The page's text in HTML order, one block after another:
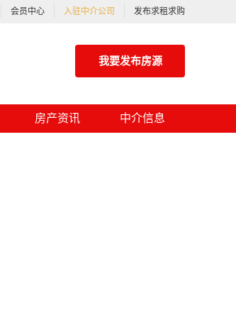
会员中心 入驻中介公司 发布求租求购
我要发布房源
房产资讯 中介信息